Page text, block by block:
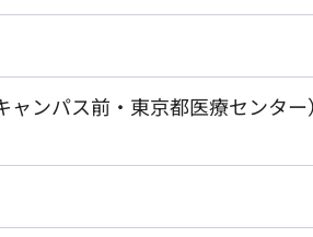
ンパス前・東京都医療センタ